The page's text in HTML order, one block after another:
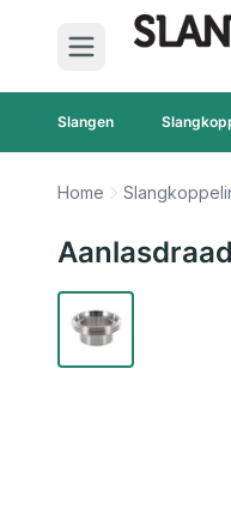
Ga naar de inhoud
Slangen
Home